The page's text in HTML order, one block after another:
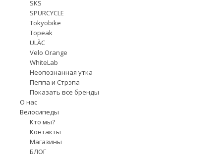
SKS
SPURCYCLE
Tokyobike
Topeak
ULÄC
Velo Orange
WhiteLab
Неопознанная утка
Пеппа и Стрэпа
Показать все бренды
О нас
Велосипеды
Кто мы?
Контакты
Магазины
БЛОГ